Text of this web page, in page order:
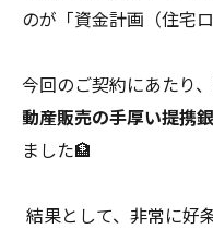
のが「資金計画（住宅
今回のご契約にあたり
動産販売の手厚い提携
ました🏦
結果として、非常に好